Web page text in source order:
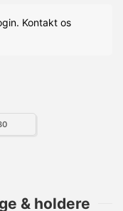
Kontakt os
& holdere